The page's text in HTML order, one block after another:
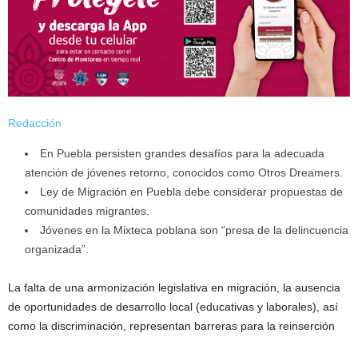
Redacción
En Puebla persisten grandes desafíos para la adecuada
atención de jóvenes retorno, conocidos como Otros Dreamers.
Ley de Migración en Puebla debe considerar propuestas de
comunidades migrantes.
Jóvenes en la Mixteca poblana son “presa de la delincuencia
organizada”.
La falta de una armonización legislativa en migración, la ausencia
de oportunidades de desarrollo local (educativas y laborales), así
como la discriminación, representan barreras para la reinserción